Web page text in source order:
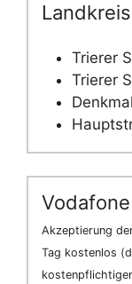
Trierer
Trierer
Vodafone
Akzeptierung
Tag kostenlos